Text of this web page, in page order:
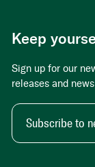
Keep
Sign up for our
releases and
Subscribe to